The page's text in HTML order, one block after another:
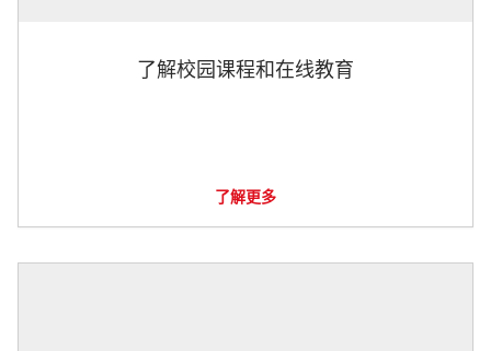
了解校园课程和在线教育
了解更多